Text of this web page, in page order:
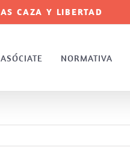
CAZA Y LIBERTAD
ASÓCIATE NORMATIVA